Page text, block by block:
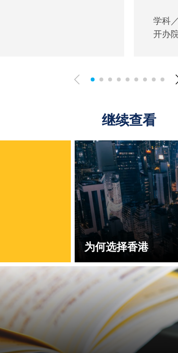
学科
开办
继续查看
为何选择香港